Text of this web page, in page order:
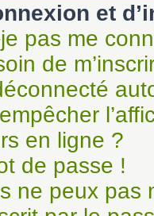
et
pas me
de
en ligne ?
de passe !
ne peux pas